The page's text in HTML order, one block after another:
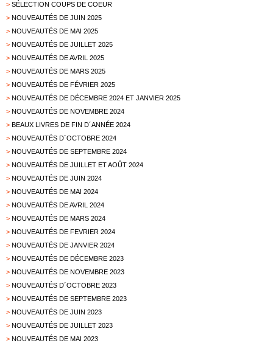
> SÉLECTION COUPS DE COEUR
> NOUVEAUTÉS DE JUIN 2025
> NOUVEAUTÉS DE MAI 2025
> NOUVEAUTÉS DE JUILLET 2025
> NOUVEAUTÉS DE AVRIL 2025
> NOUVEAUTÉS DE MARS 2025
> NOUVEAUTÉS DE FÉVRIER 2025
> NOUVEAUTÉS DE DÉCEMBRE 2024 ET JANVIER 2025
> NOUVEAUTÉS DE NOVEMBRE 2024
> BEAUX LIVRES DE FIN D´ANNÉE 2024
> NOUVEAUTÉS D´OCTOBRE 2024
> NOUVEAUTÉS DE SEPTEMBRE 2024
> NOUVEAUTÉS DE JUILLET ET AOÛT 2024
> NOUVEAUTÉS DE JUIN 2024
> NOUVEAUTÉS DE MAI 2024
> NOUVEAUTÉS DE AVRIL 2024
> NOUVEAUTÉS DE MARS 2024
> NOUVEAUTÉS DE FEVRIER 2024
> NOUVEAUTÉS DE JANVIER 2024
> NOUVEAUTÉS DE DÉCEMBRE 2023
> NOUVEAUTÉS DE NOVEMBRE 2023
> NOUVEAUTÉS D´OCTOBRE 2023
> NOUVEAUTÉS DE SEPTEMBRE 2023
> NOUVEAUTÉS DE JUIN 2023
> NOUVEAUTÉS DE JUILLET 2023
> NOUVEAUTÉS DE MAI 2023